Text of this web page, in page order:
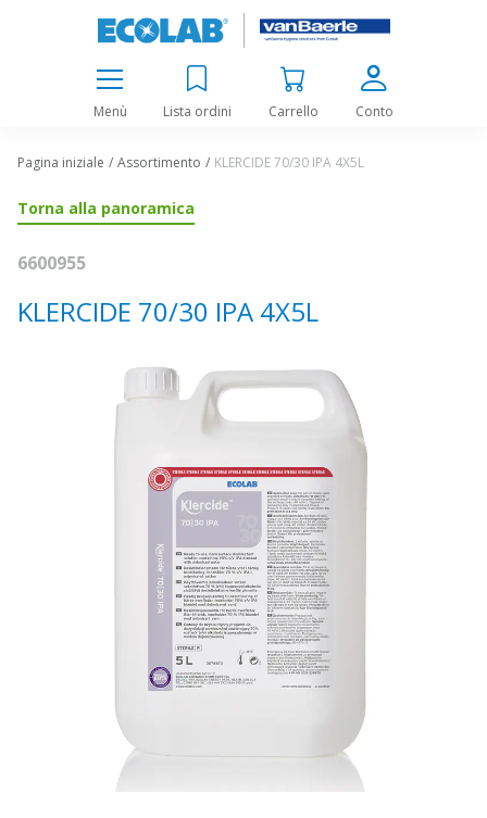
Menù Lista ordini Carrello Conto
Pagina iniziale Assortimento KLERCIDE 70/30 IPA 4X5L
Torna alla panoramica
6600955
KLERCIDE 70/30 IPA 4X5L